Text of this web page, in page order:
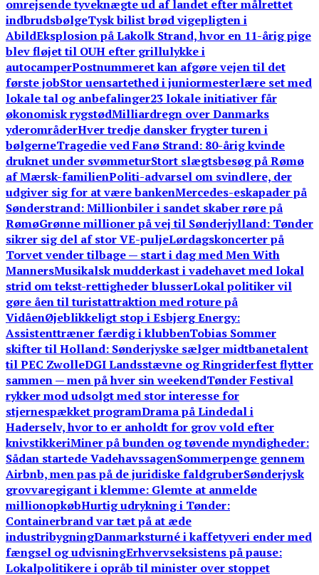
omrejsende tyveknægte ud af landet efter målrettet
indbrudsbølgeTysk bilist brød vigepligten i
AbildEksplosion på Lakolk Strand, hvor en 11-årig pige
blev fløjet til OUH efter grillulykke i
autocamperPostnummeret kan afgøre vejen til det
første jobStor uensartethed i juniormesterlære set med
lokale tal og anbefalinger23 lokale initiativer får
økonomisk rygstødMilliardregn over Danmarks
yderområderHver tredje dansker frygter turen i
bølgerneTragedie ved Fanø Strand: 80-årig kvinde
druknet under svømmeturStort slægtsbesøg på Rømø
af Mærsk-familienPoliti-advarsel om svindlere, der
udgiver sig for at være bankenMercedes-eskapader på
Sønderstrand: Millionbiler i sandet skaber røre på
RømøGrønne millioner på vej til Sønderjylland: Tønder
sikrer sig del af stor VE-puljeLørdagskoncerter på
Torvet vender tilbage — start i dag med Men With
MannersMusikalsk mudderkast i vadehavet med lokal
strid om tekst-rettigheder blusserLokal politiker vil
gøre åen til turistattraktion med roture på
VidåenØjeblikkeligt stop i Esbjerg Energy:
Assistenttræner færdig i klubbenTobias Sommer
skifter til Holland: Sønderjyske sælger midtbanetalent
til PEC ZwolleDGI Landsstævne og Ringriderfest flytter
sammen — men på hver sin weekendTønder Festival
rykker mod udsolgt med stor interesse for
stjernespækket programDrama på Lindedal i
Haderselv, hvor to er anholdt for grov vold efter
knivstikkeriMiner på bunden og tøvende myndigheder:
Sådan startede VadehavssagenSommerpenge gennem
Airbnb, men pas på de juridiske faldgruberSønderjysk
grovvaregigant i klemme: Glemte at anmelde
millionopkøbHurtig udrykning i Tønder:
Containerbrand var tæt på at æde
industribygningDanmarksturné i kaffetyveri ender med
fængsel og udvisningErhvervseksistens på pause:
Lokalpolitikere i opråb til minister over stoppet